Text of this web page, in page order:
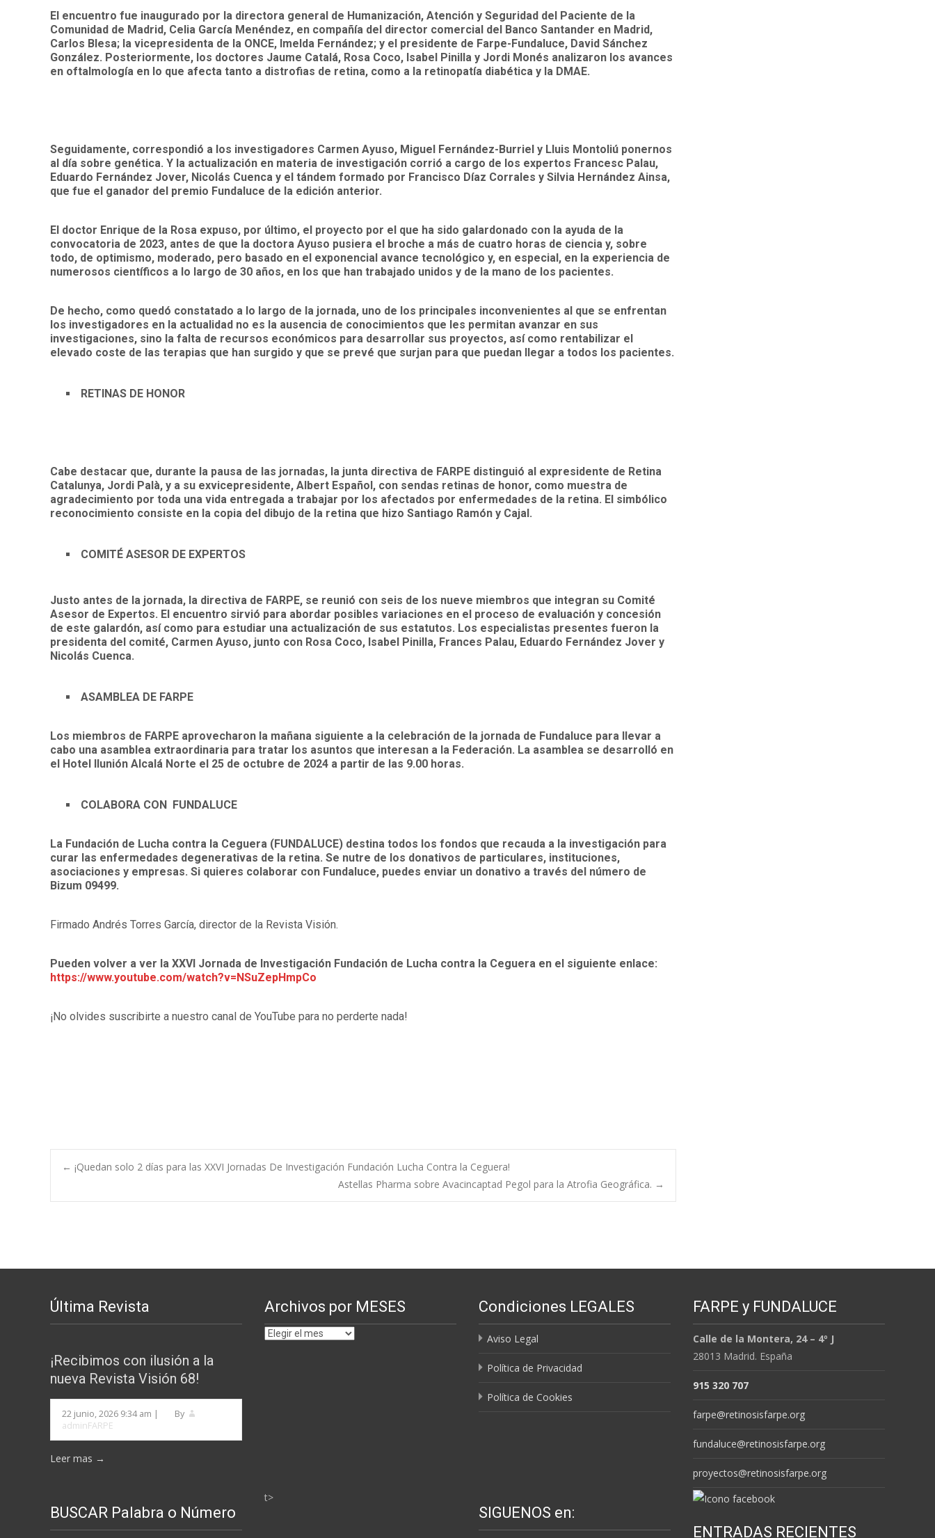
El encuentro fue inaugurado por la directora general de Humanización, Atención y Seguridad del Paciente de la
Comunidad de Madrid, Celia García Menéndez, en compañía del director comercial del Banco Santander en Madrid,
Carlos Blesa; la vicepresidenta de la ONCE, Imelda Fernández; y el presidente de Farpe-Fundaluce, David Sánchez
González. Posteriormente, los doctores Jaume Catalá, Rosa Coco, Isabel Pinilla y Jordi Monés analizaron los avances
en oftalmología en lo que afecta tanto a distrofias de retina, como a la retinopatía diabética y la DMAE.
Seguidamente, correspondió a los investigadores Carmen Ayuso, Miguel Fernández-Burriel y Lluis Montoliú ponernos
al día sobre genética. Y la actualización en materia de investigación corrió a cargo de los expertos Francesc Palau,
Eduardo Fernández Jover, Nicolás Cuenca y el tándem formado por Francisco Díaz Corrales y Silvia Hernández Ainsa,
que fue el ganador del premio Fundaluce de la edición anterior.
El doctor Enrique de la Rosa expuso, por último, el proyecto por el que ha sido galardonado con la ayuda de la
convocatoria de 2023, antes de que la doctora Ayuso pusiera el broche a más de cuatro horas de ciencia y, sobre
todo, de optimismo, moderado, pero basado en el exponencial avance tecnológico y, en especial, en la experiencia de
numerosos científicos a lo largo de 30 años, en los que han trabajado unidos y de la mano de los pacientes.
De hecho, como quedó constatado a lo largo de la jornada, uno de los principales inconvenientes al que se enfrentan
los investigadores en la actualidad no es la ausencia de conocimientos que les permitan avanzar en sus
investigaciones, sino la falta de recursos económicos para desarrollar sus proyectos, así como rentabilizar el
elevado coste de las terapias que han surgido y que se prevé que surjan para que puedan llegar a todos los pacientes.
RETINAS DE HONOR
Cabe destacar que, durante la pausa de las jornadas, la junta directiva de FARPE distinguió al expresidente de Retina
Catalunya, Jordi Palà, y a su exvicepresidente, Albert Español, con sendas retinas de honor, como muestra de
agradecimiento por toda una vida entregada a trabajar por los afectados por enfermedades de la retina. El simbólico
reconocimiento consiste en la copia del dibujo de la retina que hizo Santiago Ramón y Cajal.
COMITÉ ASESOR DE EXPERTOS
Justo antes de la jornada, la directiva de FARPE, se reunió con seis de los nueve miembros que integran su Comité
Asesor de Expertos. El encuentro sirvió para abordar posibles variaciones en el proceso de evaluación y concesión
de este galardón, así como para estudiar una actualización de sus estatutos. Los especialistas presentes fueron la
presidenta del comité, Carmen Ayuso, junto con Rosa Coco, Isabel Pinilla, Frances Palau, Eduardo Fernández Jover y
Nicolás Cuenca.
ASAMBLEA DE FARPE
Los miembros de FARPE aprovecharon la mañana siguiente a la celebración de la jornada de Fundaluce para llevar a
cabo una asamblea extraordinaria para tratar los asuntos que interesan a la Federación. La asamblea se desarrolló en
el Hotel Ilunión Alcalá Norte el 25 de octubre de 2024 a partir de las 9.00 horas.
COLABORA CON FUNDALUCE
La Fundación de Lucha contra la Ceguera (FUNDALUCE) destina todos los fondos que recauda a la investigación para
curar las enfermedades degenerativas de la retina. Se nutre de los donativos de particulares, instituciones,
asociaciones y empresas. Si quieres colaborar con Fundaluce, puedes enviar un donativo a través del número de
Bizum 09499.
Firmado Andrés Torres García, director de la Revista Visión.
Pueden volver a ver la XXVI Jornada de Investigación Fundación de Lucha contra la Ceguera en el siguiente enlace:
https://www.youtube.com/watch?v=NSuZepHmpCo
¡No olvides suscribirte a nuestro canal de YouTube para no perderte nada!
Navegación
entradas
← ¡Quedan solo 2 días para las XXVI Jornadas De Investigación Fundación Lucha Contra la Ceguera!
Astellas Pharma sobre Avacincaptad Pegol para la Atrofia Geográfica. →
Última Revista
¡Recibimos con ilusión a la
nueva Revista Visión 68!
22 junio, 2026 9:34 am |
By
adminFARPE
Leer mas →
Archivos por MESES
Archivos
Condiciones LEGALES
Aviso Legal
Política de Privacidad
Política de Cookies
FARPE y FUNDALUCE
Calle de la Montera, 24 – 4º J
28013 Madrid. España
915 320 707
farpe@retinosisfarpe.org
fundaluce@retinosisfarpe.org
proyectos@retinosisfarpe.org
BUSCAR Palabra o Número
t>
SIGUENOS en:
ENTRADAS RECIENTES